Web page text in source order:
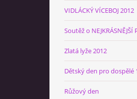
VIDLÁCKÝ VÍCEBOJ 2012
Soutěž o NEJKRÁSNĚJŠÍ
Zlatá lyže 2012
Dětský den pro dospělé
Růžový den